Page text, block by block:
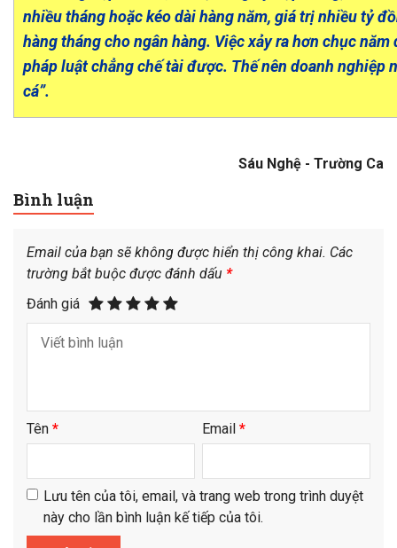
nhiều tháng hoặc kéo dài hàng năm, giá trị nhiều tỷ
hàng tháng cho ngân hàng. Việc xảy ra hơn chục
pháp luật chẳng chế tài được. Thế nên doanh nghiệp
cá”.
Sáu Nghệ - Trường Ca
Bình luận
Email của bạn sẽ không được hiển thị công khai. Các
trường bắt buộc được đánh dấu *
Đánh giá
Tên * Email *
Lưu tên của tôi, email, và trang web trong trình duyệt
này cho lần bình luận kế tiếp của tôi.